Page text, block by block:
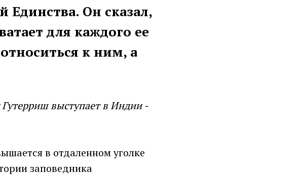
Единства. Он сказал,
для каждого ее
к ним, а
выступает в Индии -
в отдаленном уголке
заповедника